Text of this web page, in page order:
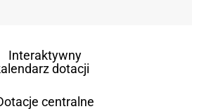
Interaktywny
dotacji
centralne